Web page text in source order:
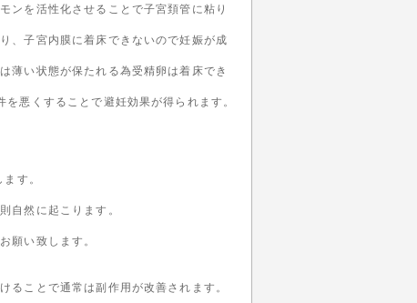
ンを活性化させることで子宮頚管に粘り
、子宮内膜に着床できないので妊娠が成
薄い状態が保たれる為受精卵は着床でき
悪くすることで避妊効果が得られます。
す。
自然に起こります。
願い致します。
ることで通常は副作用が改善されます。